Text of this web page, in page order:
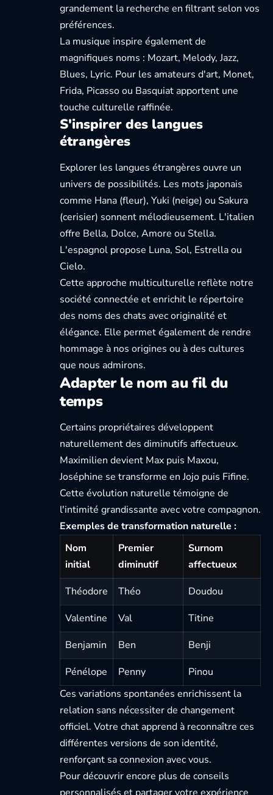
grandement la recherche en filtrant selon vos
préférences.
La musique inspire également de
magnifiques noms : Mozart, Melody, Jazz,
Blues, Lyric. Pour les amateurs d'art, Monet,
Frida, Picasso ou Basquiat apportent une
touche culturelle raffinée.
S'inspirer des langues
étrangères
Explorer les langues étrangères ouvre un
univers de possibilités. Les mots japonais
comme Hana (fleur), Yuki (neige) ou Sakura
(cerisier) sonnent mélodieusement. L'italien
offre Bella, Dolce, Amore ou Stella.
L'espagnol propose Luna, Sol, Estrella ou
Cielo.
Cette approche multiculturelle reflète notre
société connectée et enrichit le répertoire
des noms des chats avec originalité et
élégance. Elle permet également de rendre
hommage à nos origines ou à des cultures
que nous admirons.
Adapter le nom au fil du
temps
Certains propriétaires développent
naturellement des diminutifs affectueux.
Maximilien devient Max puis Maxou,
Joséphine se transforme en Jojo puis Fifine.
Cette évolution naturelle témoigne de
l'intimité grandissante avec votre compagnon.
Exemples de transformation naturelle :
Nom
initial
Premier
diminutif
Surnom
affectueux
Théodore
Théo
Doudou
Valentine
Val
Titine
Benjamin
Ben
Benji
Pénélope
Penny
Pinou
Ces variations spontanées enrichissent la
relation sans nécessiter de changement
officiel. Votre chat apprend à reconnaître ces
différentes versions de son identité,
renforçant sa connexion avec vous.
Pour découvrir encore plus de conseils